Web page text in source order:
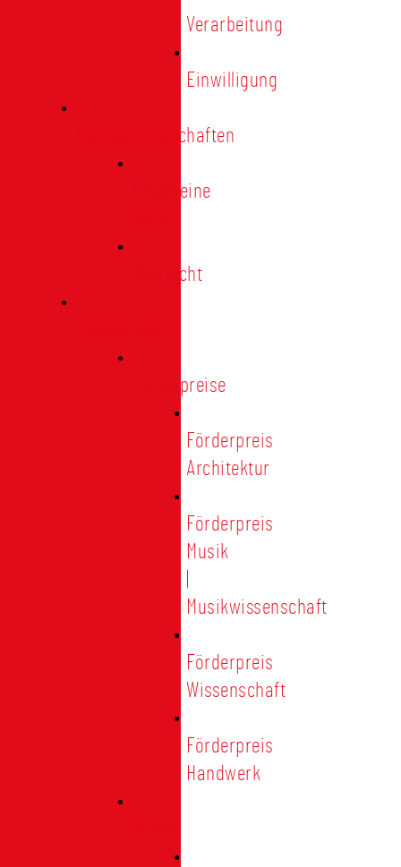
Verarbeitung
Einwilligung
Tischgemeinschaften
Allgemeine
Übersicht
Förderpreise
Förderpreis
Architektur
Förderpreis
Musik
Musikwissenschaft
Förderpreis
Wissenschaft
Förderpreis
Handwerk